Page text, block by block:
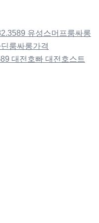
유성스머프룸싸롱
룸싸롱가격
대전호빠 대전호스트